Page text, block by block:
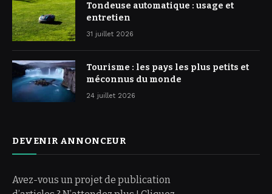
Tondeuse automatique : usage et
entretien
31 juillet 2026
Tourisme : les pays les plus petits et
méconnus du monde
24 juillet 2026
DEVENIR ANNONCEUR
Avez-vous un projet de publication